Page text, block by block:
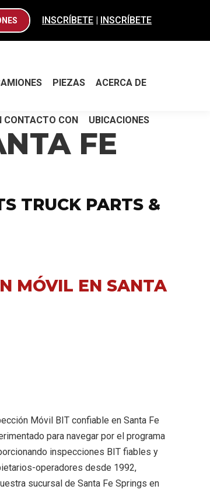
INSCRÍBETE | INSCRÍBETE
PIEZAS ACERCA DE
CONTACTO CON UBICACIONES
FE
TRUCK PARTS &
MÓVIL EN SANTA
Móvil BIT confiable en Santa Fe
para navegar por el programa
inspecciones BIT fiables y
operadores desde 1992,
sucursal de Santa Fe Springs en
PIEZAS ACERCA DE